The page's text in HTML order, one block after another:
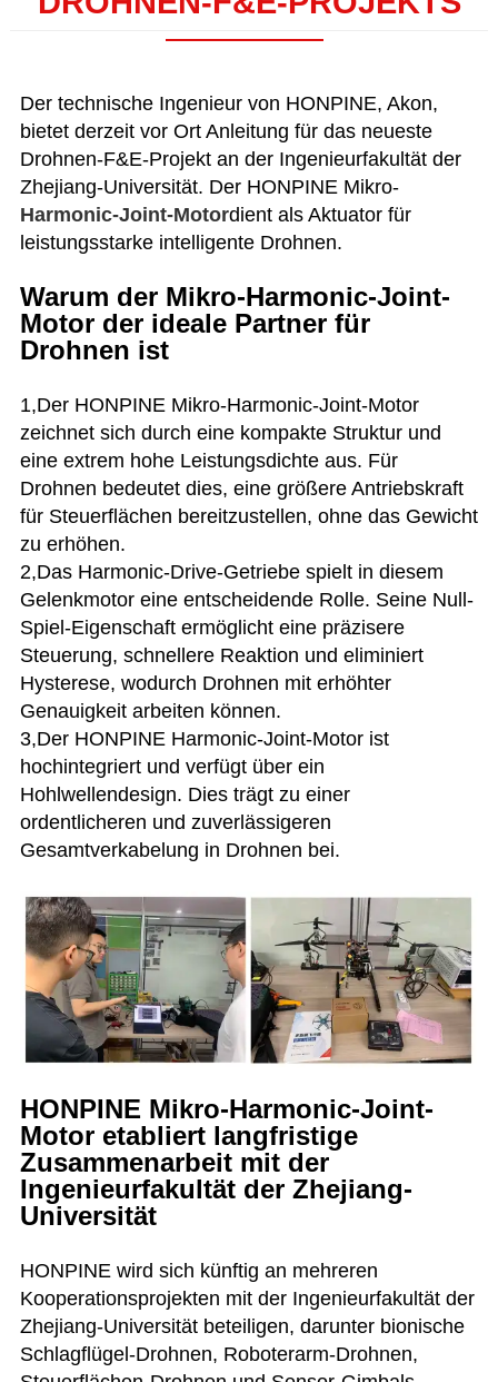
Der technische Ingenieur von HONPINE, Akon,
bietet derzeit vor Ort Anleitung für das neueste
Drohnen-F&E-Projekt an der Ingenieurfakultät der
Zhejiang-Universität. Der HONPINE Mikro-
Harmonic-Joint-Motordient als Aktuator für
leistungsstarke intelligente Drohnen.
Warum der Mikro-Harmonic-Joint-
Motor der ideale Partner für
Drohnen ist
1,Der HONPINE Mikro-Harmonic-Joint-Motor
zeichnet sich durch eine kompakte Struktur und
eine extrem hohe Leistungsdichte aus. Für
Drohnen bedeutet dies, eine größere Antriebskraft
für Steuerflächen bereitzustellen, ohne das Gewicht
zu erhöhen.
2,Das Harmonic-Drive-Getriebe spielt in diesem
Gelenkmotor eine entscheidende Rolle. Seine Null-
Spiel-Eigenschaft ermöglicht eine präzisere
Steuerung, schnellere Reaktion und eliminiert
Hysterese, wodurch Drohnen mit erhöhter
Genauigkeit arbeiten können.
3,Der HONPINE Harmonic-Joint-Motor ist
hochintegriert und verfügt über ein
Hohlwellendesign. Dies trägt zu einer
ordentlicheren und zuverlässigeren
Gesamtverkabelung in Drohnen bei.
HONPINE Mikro-Harmonic-Joint-
Motor etabliert langfristige
Zusammenarbeit mit der
Ingenieurfakultät der Zhejiang-
Universität
HONPINE wird sich künftig an mehreren
Kooperationsprojekten mit der Ingenieurfakultät der
Zhejiang-Universität beteiligen, darunter bionische
Schlagflügel-Drohnen, Roboterarm-Drohnen,